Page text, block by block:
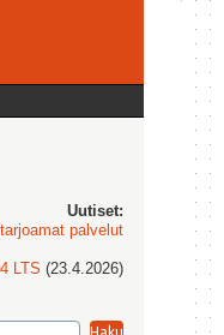
Uutiset:
palvelut
LTS (23.4.2026)